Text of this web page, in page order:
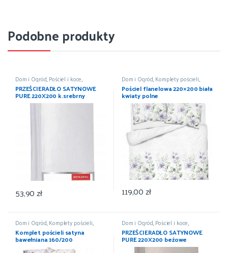
Podobne produkty
Dom i Ogród, Pościel i koce,
Prześcieradła ,Wyposażenie
PRZEŚCIERADŁO SATYNOWE
PURE 220X200 k.srebrny
DETEXPOL
53,90zł
Dom i Ogród, Komplety pościeli,
Pościel i koce ,Wyposażenie
Pościel flanelowa 220×200 biała
kwiaty polne
119,00zł
Dom i Ogród, Komplety pościeli,
Pościel i koce ,Wyposażenie
Komplet pościeli satyna
bawełniana 160/200
Dom i Ogród, Pościel i koce,
Prześcieradła,Wyposażenie
PRZEŚCIERADŁO SATYNOWE
PURE 220X200 beżowe
DETEXPOL